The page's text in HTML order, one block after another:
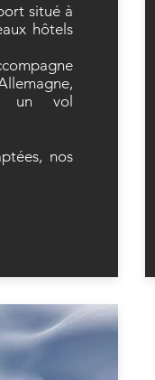
situé à
hôtels
un vol
nos